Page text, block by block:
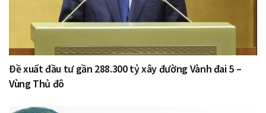
Đề xuất đầu tư gần 288.300 tỷ xây đường Vành đai 5 –
Vùng Thủ đô